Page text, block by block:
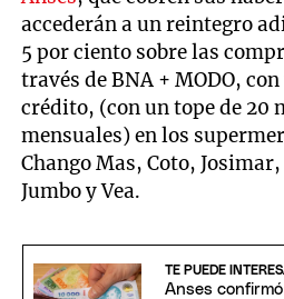
accederán a un reintegro
5 por ciento sobre las
través de BNA + MODO,
crédito, (con un tope de 20
mensuales) en los
Chango Mas, Coto,
Jumbo y Vea.
TE PUEDE
Anses